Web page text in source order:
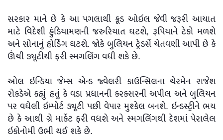
સરકાર માને છે કે આ પગલાથી ક્રૂડ ઓઇલ જેવી જરૂરી આયાત
માટે વિદેશી હુંડિયામણની જરુરિયાત ઘટશે, રૂપિયાને ટેકો મળશે
અને સોનાનું હોર્ડિંગ ઘટશે. જોકે બુલિયન ટ્રેડર્સે ચેતવણી આપી છે કે
ઊંચી ડ્યૂટીથી ફરી સ્મગલિંગ વધી શકે છે.
ઓલ ઇન્ડિયા જેમ્સ એન્ડ જ્વેલરી કાઉન્સિલના ચેરમેન રાજેશ
રોકડેએ કહ્યું હતું કે વડા પ્રધાનની કરકસરની અપીલ અને બુલિયન
પર વધેલી ઇમ્પોર્ટ ડ્યૂટી પછી વેપાર મુશ્કેલ બનશે. ઇન્ડસ્ટ્રીને ભય
છે કે આથી ગ્રે માર્કેટ ફરી વધશે અને સ્મગલિંગથી દેશમાં પેરાલેલ
ઇકોનોમી ઉભી થઈ શકે છે.